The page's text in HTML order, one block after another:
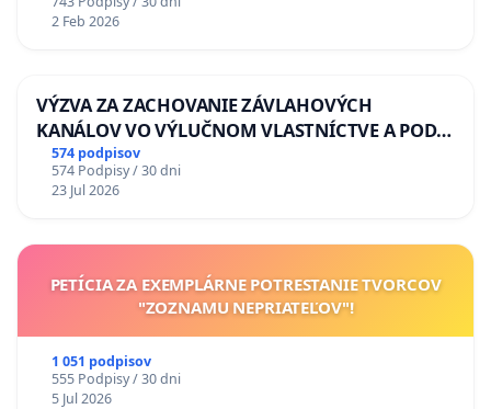
2 Feb 2026
VÝZVA ZA ZACHOVANIE ZÁVLAHOVÝCH
KANÁLOV VO VÝLUČNOM VLASTNÍCTVE A POD
KONTROLOU SLOVENSKEJ REPUBLIKY & žiadosť
na riešenie zanedbaného stavu závlahových a
odvodňovacích kanálov na Slovensku
574 podpisov
574 Podpisy / 30 dni
23 Jul 2026
PETÍCIA ZA EXEMPLÁRNE POTRESTANIE TVORCOV
"ZOZNAMU NEPRIATEĽOV"!
1 051 podpisov
555 Podpisy / 30 dni
5 Jul 2026